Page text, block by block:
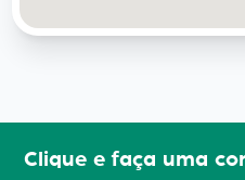
Clique e faça uma